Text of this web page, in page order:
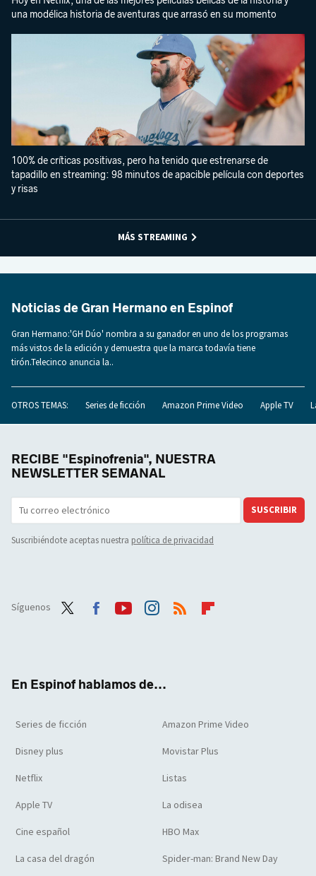
una modélica historia de aventuras que arrasó en su momento
100% de críticas positivas, pero ha tenido que estrenarse de
tapadillo en streaming: 98 minutos de apacible película con deportes
y risas
MÁS STREAMING
Noticias de Gran Hermano en Espinof
Gran Hermano:'GH Dúo' nombra a su ganador en uno de los programas
más vistos de la edición y demuestra que la marca todavía tiene
tirón.Telecinco anuncia la..
OTROS TEMAS: Series de ficción Amazon Prime Video Apple TV
RECIBE "Espinofrenia", NUESTRA
NEWSLETTER SEMANAL
SUSCRIBIR
Suscribiéndote aceptas nuestra política de privacidad
Síguenos
En Espinof hablamos de...
Series de ficción Amazon Prime Video
Disney plus Movistar Plus
Netflix Listas
Apple TV La odisea
Cine español HBO Max
La casa del dragón Spider-man: Brand New Day